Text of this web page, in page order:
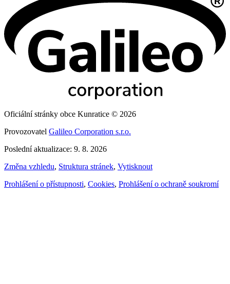
Oficiální stránky obce Kunratice © 2026
Provozovatel Galileo Corporation s.r.o.
Poslední aktualizace: 9. 8. 2026
Změna vzhledu, Struktura stránek, Vytisknout
Prohlášení o přístupnosti, Cookies, Prohlášení o ochraně soukromí